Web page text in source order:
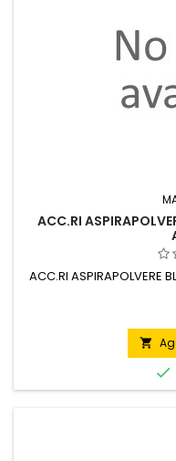
ACC.RI
ACC.RI ASPIRAPOLVERE

